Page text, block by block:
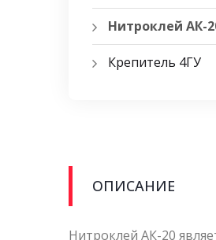
Нитроклей АК-
Крепитель 4ГУ
ОПИСАНИЕ
Нитроклей АК-20